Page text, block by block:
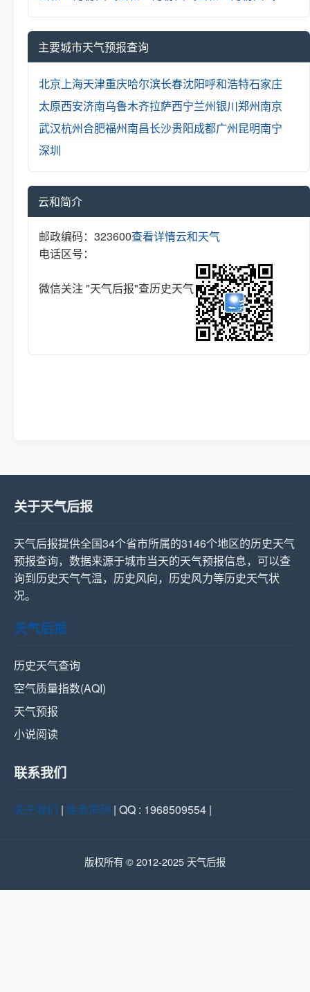
主要城市天气预报查询
北京 上海天津重庆哈尔滨长春沈阳呼和浩特石家庄
太原西安济南乌鲁木齐拉萨西宁兰州银川郑州南京
武汉杭州合肥福州南昌长沙贵阳成都广州昆明南宁
深圳
云和简介
邮政编码：323600
电话区号：
查看详情云和天气
微信关注 "天气后报"查历史天气
关于天气后报
天气后报提供全国34个省市所属的3146个地区的历史天气
预报查询，数据来源于城市当天的天气预报信息，可以查
询到历史天气气温，历史风向，历史风力等历史天气状
况。
天气后报
历史天气查询
空气质量指数(AQI)
天气预报
小说阅读
联系我们
关于我们 | 免责声明 | QQ : 1968509554 |
版权所有 © 2012-2025 天气后报